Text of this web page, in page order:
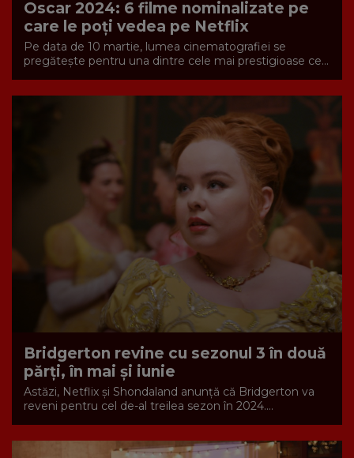
Oscar 2024: 6 filme nominalizate pe
care le poți vedea pe Netflix
Pe data de 10 martie, lumea cinematografiei se
pregătește pentru una dintre cele mai prestigioase ce...
Bridgerton revine cu sezonul 3 în două
părți, în mai și iunie
Astăzi, Netflix și Shondaland anunță că Bridgerton va
reveni pentru cel de-al treilea sezon în 2024....